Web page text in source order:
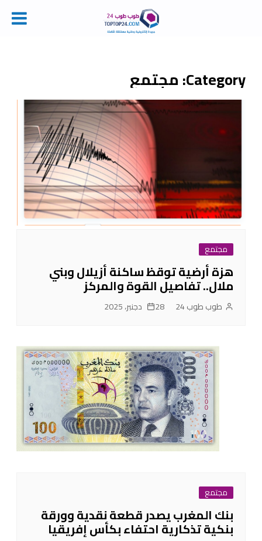
content
Category: مجتمع
مجتمع
هزة أرضية توقظ ساكنة أزيلال وبني
ملال.. تفاصيل القوة والمركز
طوب طوب 24 28 دجنبر، 2025
مجتمع
بنك المغرب يصدر قطعة نقدية وورقة
بنكية تذكارية احتفاء بكأس إفريقيا